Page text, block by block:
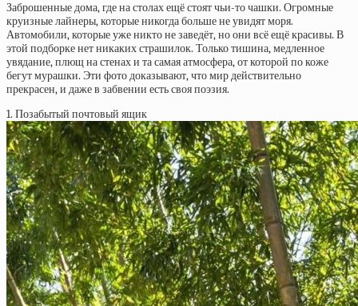
Заброшенные дома, где на столах ещё стоят чьи-то чашки. Огромные
круизные лайнеры, которые никогда больше не увидят моря.
Автомобили, которые уже никто не заведёт, но они всё ещё красивы. В
этой подборке нет никаких страшилок. Только тишина, медленное
увядание, плющ на стенах и та самая атмосфера, от которой по коже
бегут мурашки. Эти фото доказывают, что мир действительно
прекрасен, и даже в забвении есть своя поэзия.
1. Позабытый почтовый ящик